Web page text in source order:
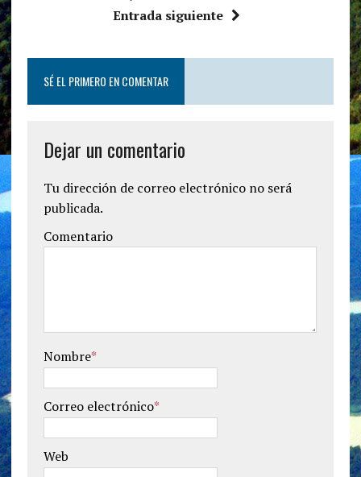
Entrada siguiente
SÉ EL PRIMERO EN COMENTAR
Dejar un comentario
Tu dirección de correo electrónico no será
publicada.
Comentario
Nombre*
Correo electrónico*
Web